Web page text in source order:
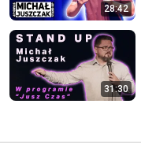
28:42
31:30